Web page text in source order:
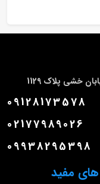
مفید
خشی پلاک 1129
09128173578
02177989026
09938295398